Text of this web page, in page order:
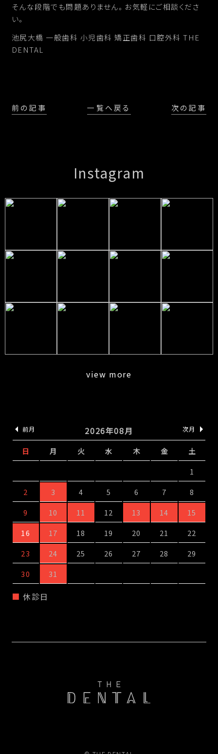
そんな段階でも問題ありません。お気軽にご相談くださ
い。
池尻大橋 一般歯科 小児歯科 矯正歯科 口腔外科 THE
DENTAL
前の記事 一覧へ戻る 次の記事
Instagram
view more
2026年08月
前月 次月
日 月 火 水 木 金
土
1
2
3 4 5 6 7
8
9
10 11 12 13 14
15
16
17 18 19 20 21
22
23
24 25 26 27 28
29
30
31
休診日